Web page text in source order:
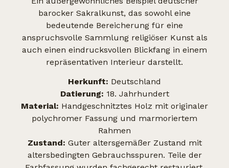
barocker Sakralkunst, das sowohl eine
bedeutende Bereicherung für eine
anspruchsvolle Sammlung religiöser Kunst als
auch einen eindrucksvollen Blickfang in einem
repräsentativen Interieur darstellt.
Herkunft: Deutschland
Datierung: 18. Jahrhundert
Material: Handgeschnitztes Holz mit originaler
polychromer Fassung und marmoriertem
Rahmen
Zustand: Guter altersgemäßer Zustand mit
altersbedingten Gebrauchsspuren. Teile der